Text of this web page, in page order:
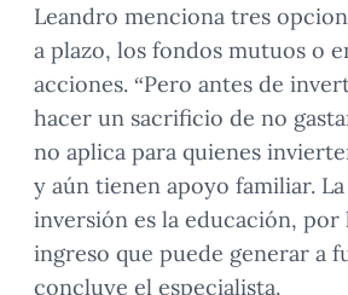
Leandro menciona tres
a plazo, los fondos mutuos o
acciones. “Pero antes de
hacer un sacrificio de no
no aplica para quienes
y aún tienen apoyo familiar.
inversión es la educación, por
ingreso que puede generar a
concluye el especialista.